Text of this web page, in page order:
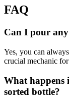
FAQ
Can I pour
Yes, you can
crucial mechanic
What
sorted bottle?